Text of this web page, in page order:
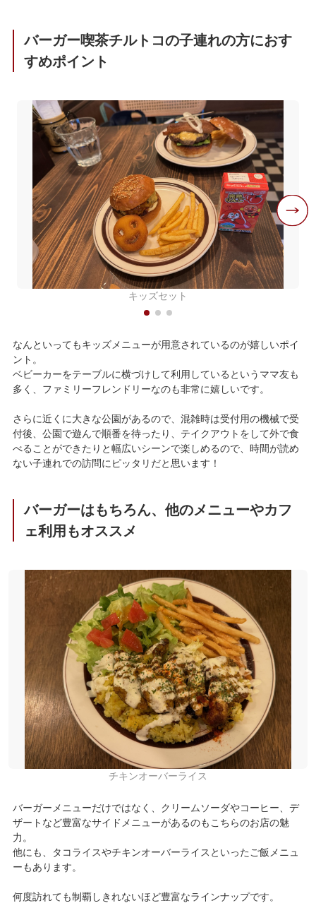
バーガー喫茶チルトコの子連れの方におす
すめポイント
キッズセット
なんといってもキッズメニューが用意されているのが嬉しいポイ
ント。
ベビーカーをテーブルに横づけして利用しているというママ友も
多く、ファミリーフレンドリーなのも非常に嬉しいです。
さらに近くに大きな公園があるので、混雑時は受付用の機械で受
付後、公園で遊んで順番を待ったり、テイクアウトをして外で食
べることができたりと幅広いシーンで楽しめるので、時間が読め
ない子連れでの訪問にピッタリだと思います！
バーガーはもちろん、他のメニューやカフ
ェ利用もオススメ
チキンオーバーライス
バーガーメニューだけではなく、クリームソーダやコーヒー、デ
ザートなど豊富なサイドメニューがあるのもこちらのお店の魅
力。
他にも、タコライスやチキンオーバーライスといったご飯メニュ
ーもあります。
何度訪れても制覇しきれないほど豊富なラインナップです。